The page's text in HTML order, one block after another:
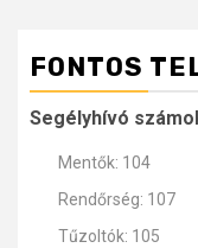
FONTOS
Segélyhívó
Mentők: 104
Rendőrség: 107
Tűzoltók: 105